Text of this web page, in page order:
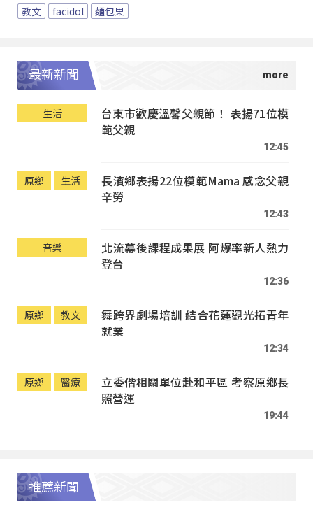
教文 facidol 麵包果
最新新聞
生活
台東市歡慶溫馨父親節！ 表揚71位模
範父親
12:45
原鄉 生活
長濱鄉表揚22位模範Mama 感念父親
辛勞
12:43
音樂
北流幕後課程成果展 阿爆率新人熱力
登台
12:36
原鄉 教文
舞跨界劇場培訓 結合花蓮觀光拓青年
就業
12:34
原鄉 醫療
立委偕相關單位赴和平區 考察原鄉長
照營運
19:44
推薦新聞